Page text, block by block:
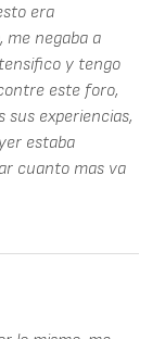
era
me negaba a
y tengo
este foro,
experiencias,
estaba
cuanto mas va